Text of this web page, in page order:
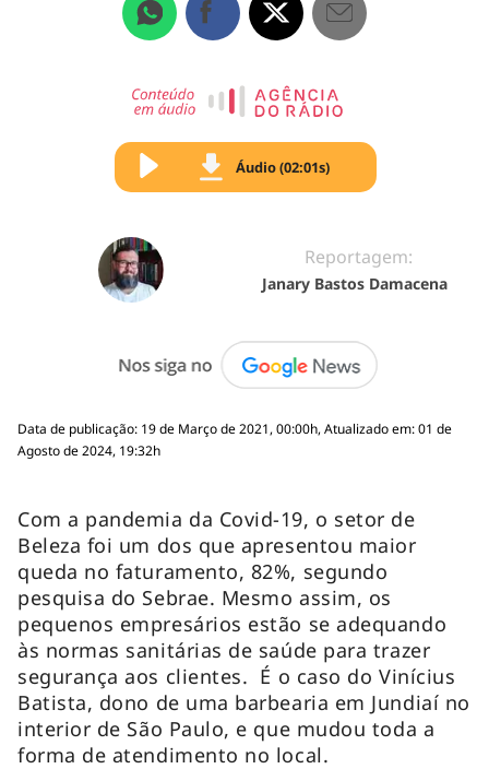
Áudio (02:01s)
Reportagem:
Janary Bastos Damacena
Data de publicação: 19 de Março de 2021, 00:00h, Atualizado em: 01 de
Agosto de 2024, 19:32h
Com a pandemia da Covid-19, o setor de
Beleza foi um dos que apresentou maior
queda no faturamento, 82%, segundo
pesquisa do Sebrae. Mesmo assim, os
pequenos empresários estão se adequando
às normas sanitárias de saúde para trazer
segurança aos clientes. É o caso do Vinícius
Batista, dono de uma barbearia em Jundiaí no
interior de São Paulo, e que mudou toda a
forma de atendimento no local.